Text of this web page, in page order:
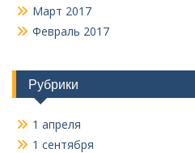
Март 2017
Февраль 2017
Рубрики
1 апреля
1 сентября